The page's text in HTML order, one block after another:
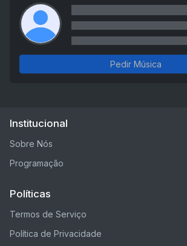
Pedir Música
Institucional
Sobre Nós
Programação
Políticas
Termos de Serviço
Política de Privacidade